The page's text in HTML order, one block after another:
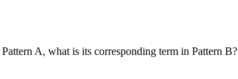
A, what is its corresponding term in Pattern B?